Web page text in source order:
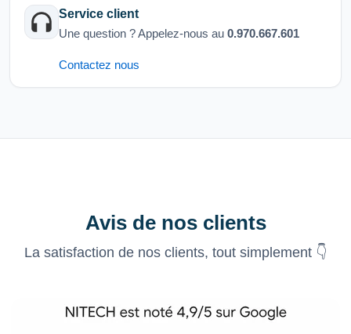
Service client
Une question ? Appelez-nous au 0.970.667.601
Contactez nous
Avis de nos clients
La satisfaction de nos clients, tout simplement 👇